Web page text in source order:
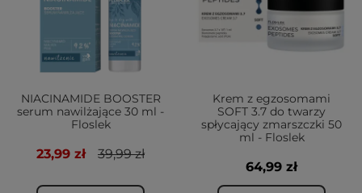
NIACINAMIDE BOOSTER
serum nawilżające 30 ml -
Floslek
23,99 zł 39,99 zł
Krem z egzosomami
SOFT 3.7 do twarzy
spłycający zmarszczki 50
ml - Floslek
64,99 zł